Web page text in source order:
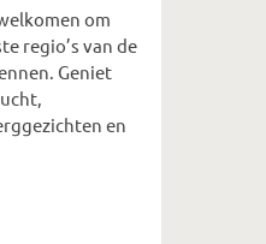
om
regio’s van de
Geniet
en